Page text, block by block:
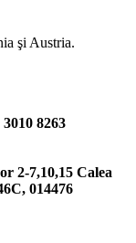
şi Austria.
8263
2-7,10,15 Calea
014476